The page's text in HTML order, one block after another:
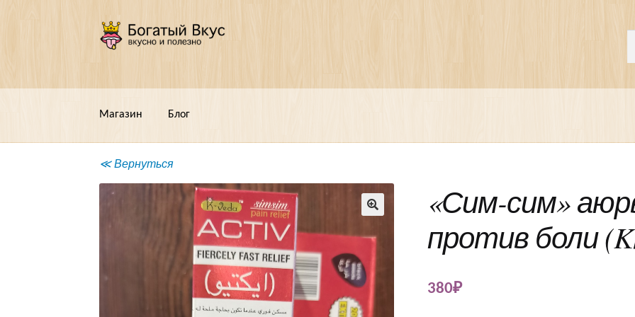
Перейти
Перейти
Магазин Блог
≪ Вернуться
«Сим-сим»
против боли
380₽